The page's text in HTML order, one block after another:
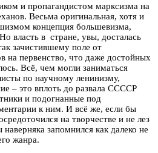
и пропагандистом марксизма на
Весьма оригинальная, хотя и
концепция большевизма,
власть в стране, увы, досталась
зачистившему поле от
на первенство, что даже достойных
Всё, чем могли заниматься
по научному ленинизму,
– это вплоть до развала ССССР
и подогнанные под
к ним. И всё же, если бы
на творчестве и не лез
запомнился как далеко не
жанра.